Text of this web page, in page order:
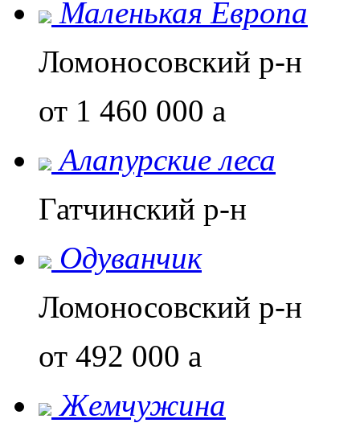
Маленькая Европа
Ломоносовский р-н
от 1 460 000 a
Алапурские леса
Гатчинский р-н
Одуванчик
Ломоносовский р-н
от 492 000 a
Жемчужина